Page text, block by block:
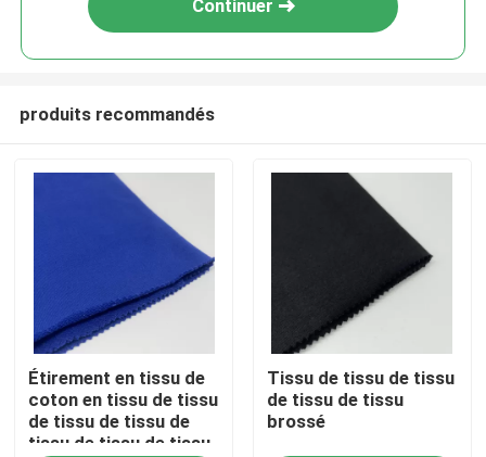
Accueil
Continuer
produits recommandés
Étirement en tissu de
coton en tissu de tissu
de tissu de tissu de
tissu de tissu de tissu
Tissu de tissu de tissu
de tissu de tissu
brossé